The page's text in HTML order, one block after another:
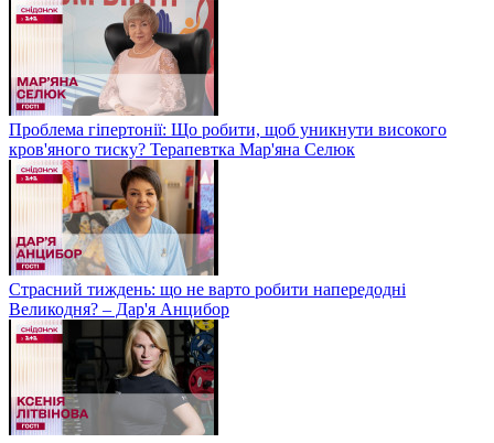
Проблема гіпертонії: Що робити, щоб уникнути високого
кров'яного тиску? Терапевтка Мар'яна Селюк
Страсний тиждень: що не варто робити напередодні
Великодня? – Дар'я Анцибор